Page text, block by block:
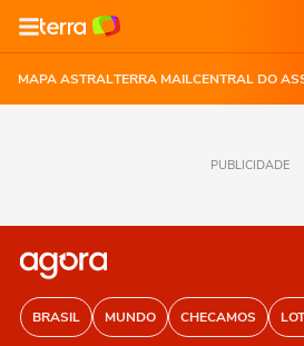
MAPA ASTRALTERRA MAILCENTRAL DO
PUBLICIDADE
BRASIL MUNDO CHECAMOS